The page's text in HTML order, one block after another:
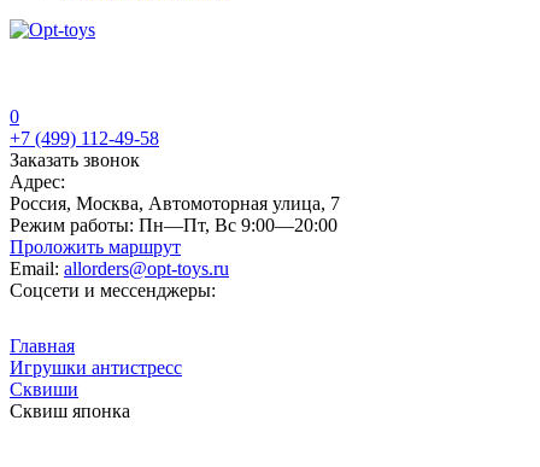
0
+7 (499) 112-49-58
Заказать звонок
Адрес:
Россия, Москва, Автомоторная улица, 7
Режим работы: Пн—Пт, Вс 9:00—20:00
Проложить маршрут
Email: allorders@opt-toys.ru
Соцсети и мессенджеры:
Главная
Игрушки антистресс
Сквиши
Сквиш японка